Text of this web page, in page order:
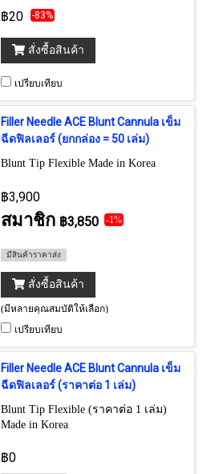
฿20 -83%
สั่งซื้อสินค้า
เปรียบเทียบ
Filler Needle ACE Blunt Cannula เข็ม
ฉีดฟิลเลอร์ (ยกกล่อง = 50 เล่ม)
Blunt Tip Flexible Made in Korea
฿3,900
สมาชิก ฿3,850 -1%
มีสินค้าราคาส่ง
สั่งซื้อสินค้า
(มีหลายคุณสมบัติให้เลือก)
เปรียบเทียบ
Filler Needle ACE Blunt Cannula เข็ม
ฉีดฟิลเลอร์ (ราคาต่อ 1 เล่ม)
Blunt Tip Flexible (ราคาต่อ 1 เล่ม)
Made in Korea
฿0